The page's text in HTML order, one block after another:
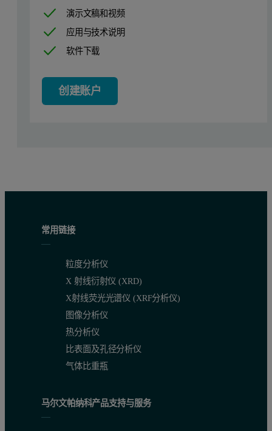
演示文稿和视频
应用与技术说明
软件下载
创建账户
常用链接
粒度分析仪
X 射线衍射仪 (XRD)
X射线荧光光谱仪 (XRF分析仪)
图像分析仪
热分析仪
比表面及孔径分析仪
气体比重瓶
马尔文帕纳科产品支持与服务